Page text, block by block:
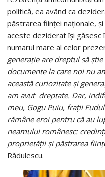
politică, ea având ca
păstrarea fiinţei naţionale,
aceste deziderat îşi găsesc
numarul mare al celor
generație are dreptul să
documente la care noi nu
această curiozitate și
am avut dreptate. Dar,
meu, Gogu Puiu, frații
rămâne eroi pentru că au
neamului românesc:
proprietății și păstrarea
Rădulescu.